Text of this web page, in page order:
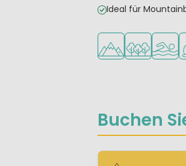
Ideal für
In den Bergen/
In
Buchen